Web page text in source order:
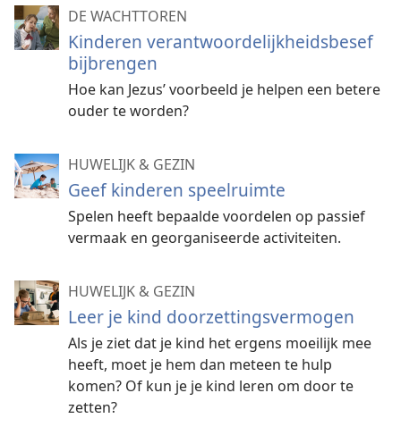
DE WACHTTOREN
Kinderen verantwoorde­lijk­heids­besef
bijbrengen
Hoe kan Jezus’ voorbeeld je helpen een betere
ouder te worden?
HUWELIJK & GEZIN
Geef kinderen speelruimte
Spelen heeft bepaalde voordelen op passief
vermaak en georganiseerde activiteiten.
HUWELIJK & GEZIN
Leer je kind doorzettingsvermogen
Als je ziet dat je kind het ergens moeilijk mee
heeft, moet je hem dan meteen te hulp
komen? Of kun je je kind leren om door te
zetten?